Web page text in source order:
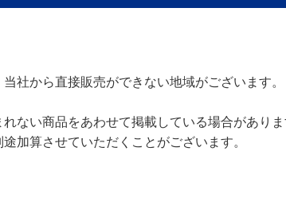
社から直接販売ができない地域がございます。
ない商品をあわせて掲載している場合がありま
加算させていただくことがございます。